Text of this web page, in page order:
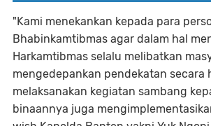
"Kami menekankan kepada para
Bhabinkamtibmas agar dalam hal
Harkamtibmas selalu melibatkan
mengedepankan pendekatan secara
melaksanakan kegiatan sambang
binaannya juga